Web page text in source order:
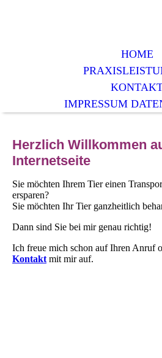
HOME
IMPRESSUM
Herzlich Willkommen
Internetseite
Sie möchten Ihrem Tier einen
ersparen?
Sie möchten Ihr Tier ganzheitlich
Dann sind Sie bei mir genau richtig!
Ich freue mich schon auf Ihren Anruf
Kontakt mit mir auf.